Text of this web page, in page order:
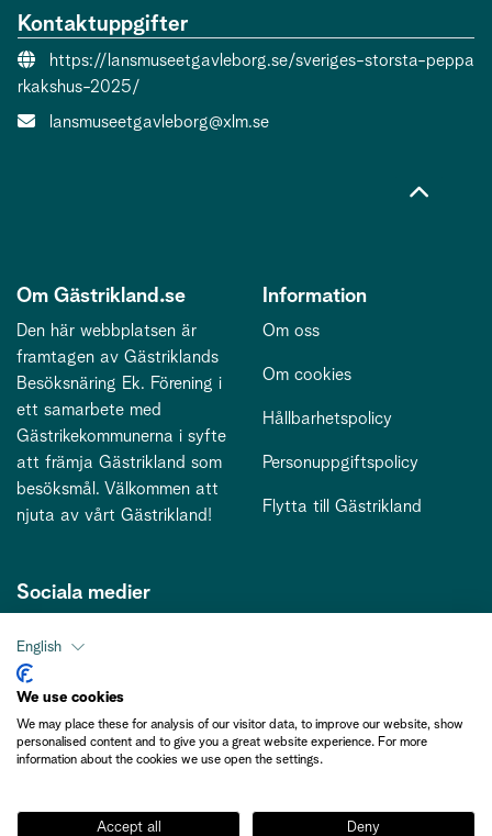
Kontaktuppgifter
Evenemangslänk:
https://lansmuseetgavleborg.se/sveriges-storsta-peppa
rkakshus-2025/
E-post:
lansmuseetgavleborg@xlm.se
Om Gästrikland.se
Den här webbplatsen är
framtagen av Gästriklands
Besöksnäring Ek. Förening i
ett samarbete med
Gästrikekommunerna i syfte
att främja Gästrikland som
besöksmål. Välkommen att
njuta av vårt Gästrikland!
Information
Om oss
Om cookies
Hållbarhetspolicy
Personuppgiftspolicy
Flytta till Gästrikland
Sociala medier
Kontakt
kontakt@gastriklandsbesoksnaring.se
English
We use cookies
We may place these for analysis of our visitor data, to improve our website, show
personalised content and to give you a great website experience. For more
information about the cookies we use open the settings.
Accept all Deny